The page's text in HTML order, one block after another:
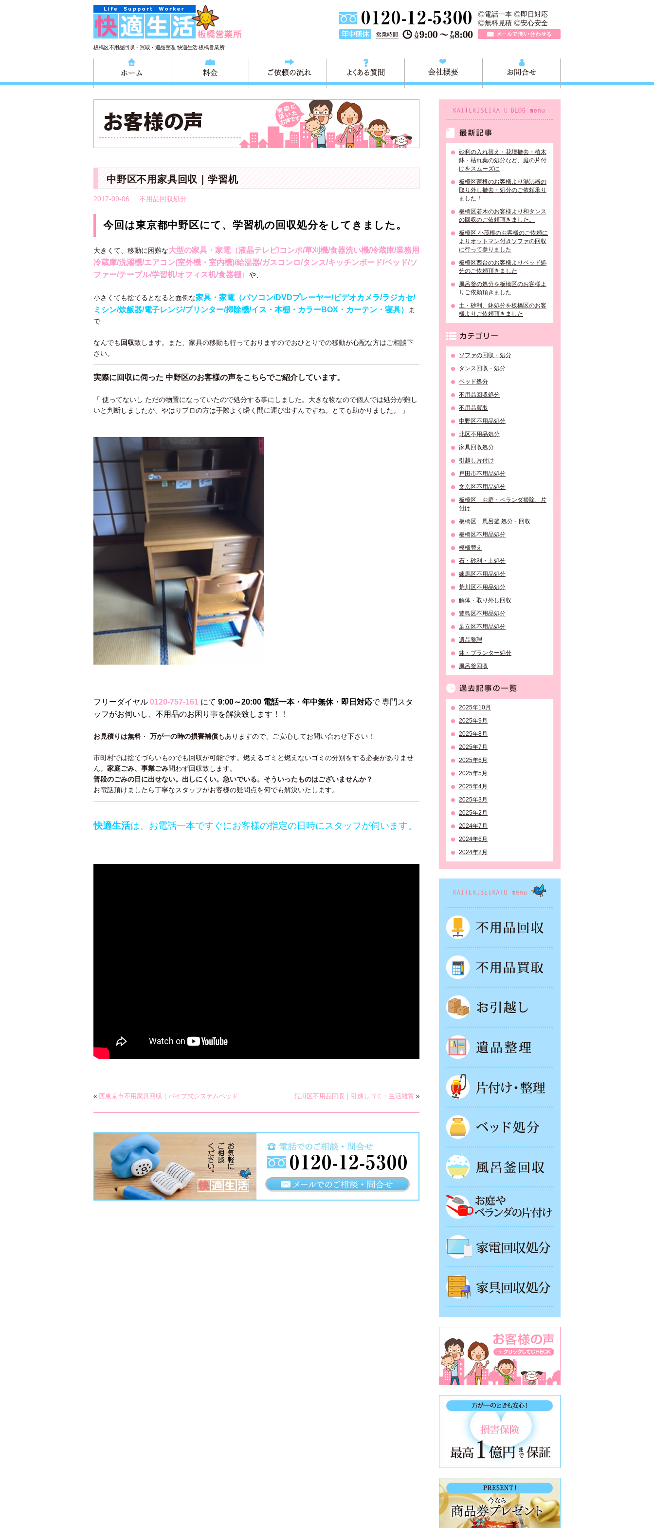
板橋区不用品回収・買取・遺品整理 快適生活 板橋営業所
TEL 0120-757-161（年中無休）営業時間AM9:00～
◎電話一本 ◎即日対応
◎無料見積 ◎安心安全
ご依頼の流れ よくある質問
中野区不用家具回収｜学習机
2017-09-06 不用品回収処分
今回は東京都中野区にて、学習机の回収処分をしてきました。
大きくて、移動に困難な大型の家具・家電（液晶テレビ/コンポ/草刈機/食器洗い機/冷蔵庫/業務用
冷蔵庫/洗濯機/エアコン(室外機・室内機)/給湯器/ガスコンロ/タンス/キッチンボード/ベッド/ソ
ファー/テーブル/学習机/オフィス机/食器棚 ） や、
小さくても捨てるとなると面倒な家具・家電（パソコン/DVDプレーヤー/ビデオカメラ/ラジカセ/
ミシン/炊飯器/電子レンジ/プリンター/掃除機/イス・本棚・カラーBOX・カーテン・寝具）
ま
で
なんでも 回収致します。また、家具の移動も行っておりますのでおひとりでの移動が心配な方はご相談下
さい。
実際に回収に伺った 中野区のお客様の声をこちらでご紹介しています。
「 使ってないし ただの物置になっていたので処分する事にしました。大きな物なので個人では処分が難し
いと判断しましたが、やはりプロの方は手際よく瞬く間に運び出すんですね。とても助かりました。 」
フリーダイヤル 0120-757-161 にて 9:00～20:00 電話一本・年中無休・即日対応で 専門スタ
ッフがお伺いし、不用品のお困り事を解決致します！！
お見積りは無料・ 万が一の時の損害補償もありますので、ご安心してお問い合わせ下さい！
市町村では捨てづらいものでも回収が可能です。燃えるゴミと燃えないゴミの分別をする必要がありませ
ん。 家庭ごみ、事業ごみ問わず回収致します。
普段のごみの日に出せない。出しにくい。急いでいる。そういったものはございませんか？
お電話頂けましたら丁寧なスタッフがお客様の疑問点を何でも解決いたします。
快適生活は、お電話一本ですぐにお客様の指定の日時にスタッフが伺います。
« 西東京市不用家具回収｜パイプ式システムベッド 荒川区不用品回収｜引越しゴミ・生活雑貨 »
砂利の入れ替え・花壇撤去・植木
鉢・枯れ葉の処分など、庭の片付
けをスムーズに
板橋区蓮根のお客様より湯沸器の
取り外し撤去・処分のご依頼承り
ました！
板橋区若木のお客様より和タンス
の回収のご依頼頂きました。
板橋区 小茂根のお客様のご依頼に
よりオットマン付きソファの回収
に行って参りました
板橋区西台のお客様よりベッド処
分のご依頼頂きました
風呂釜の処分を板橋区のお客様よ
りご依頼頂きました
土・砂利、鉢処分を板橋区のお客
様よりご依頼頂きました
ソファの回収・処分
タンス回収・処分
ベッド処分
不用品回収処分
不用品買取
中野区不用品処分
北区不用品処分
家具回収処分
引越し片付け
戸田市不用品処分
文京区不用品処分
板橋区 お庭・ベランダ掃除、片
付け
板橋区 風呂釜 処分・回収
板橋区不用品処分
模様替え
石・砂利・土処分
練馬区不用品処分
荒川区不用品処分
解体・取り外し回収
豊島区不用品処分
足立区不用品処分
遺品整理
鉢・プランター処分
風呂釜回収
2025年10月
2025年9月
2025年8月
2025年7月
2025年6月
2025年5月
2025年4月
2025年3月
2025年2月
2024年7月
2024年6月
2024年2月